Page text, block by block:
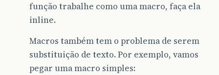
função trabalhe como uma macro, faça ela
inline.
Macros também tem o problema de serem
substituição de texto. Por exemplo, vamos
pegar uma macro simples: